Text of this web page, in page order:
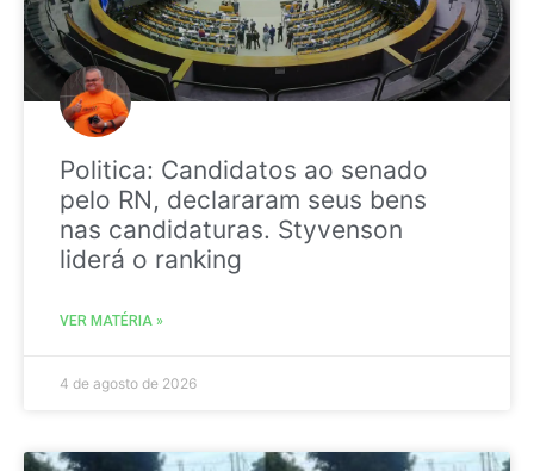
Politica: Candidatos ao senado
pelo RN, declararam seus bens
nas candidaturas. Styvenson
liderá o ranking
VER MATÉRIA »
4 de agosto de 2026